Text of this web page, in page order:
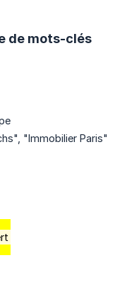
de mots-clés
"Immobilier Paris"